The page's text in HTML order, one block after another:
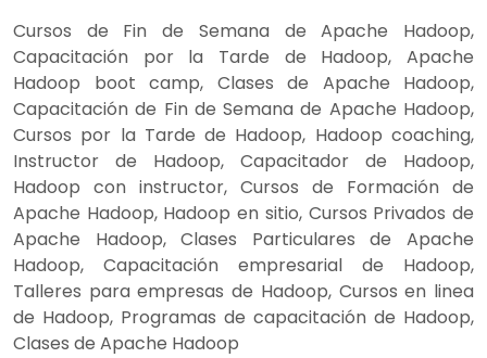
Cursos de Fin de Semana de Apache Hadoop,
Capacitación por la Tarde de Hadoop, Apache
Hadoop boot camp, Clases de Apache Hadoop,
Capacitación de Fin de Semana de Apache Hadoop,
Cursos por la Tarde de Hadoop, Hadoop coaching,
Instructor de Hadoop, Capacitador de Hadoop,
Hadoop con instructor, Cursos de Formación de
Apache Hadoop, Hadoop en sitio, Cursos Privados de
Apache Hadoop, Clases Particulares de Apache
Hadoop, Capacitación empresarial de Hadoop,
Talleres para empresas de Hadoop, Cursos en linea
de Hadoop, Programas de capacitación de Hadoop,
Clases de Apache Hadoop